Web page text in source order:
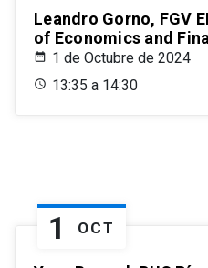
Leandro Gorno, FGV
of Economics and
1 de Octubre de 2024
13:35 a 14:30
1 OCT